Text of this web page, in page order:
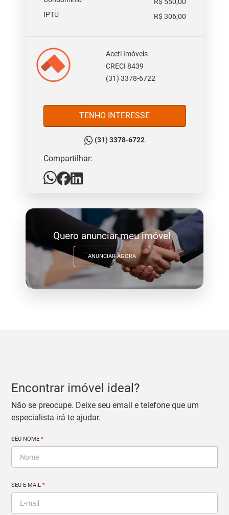
IPTU
R$ 306,00
Aceti Imóveis
CRECI 8439
(31) 3378-6722
TENHO INTERESSE
(31) 3378-6722
Compartilhar:
Quero anunciar meu imóvel
ANUNCIAR AGORA
Encontrar imóvel ideal?
Não se preocupe. Deixe seu email e telefone que um
especialista irá te ajudar.
SEU NOME*
SEU E-MAIL*